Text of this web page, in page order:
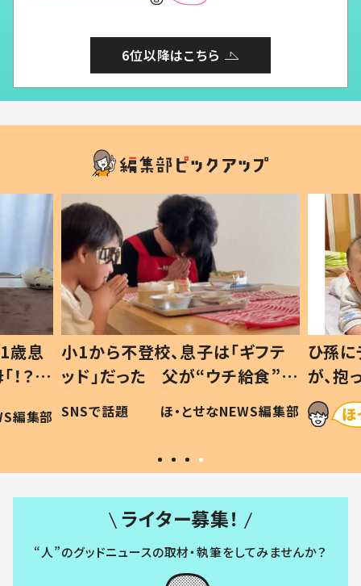
6位以降はこちら
歳息
？」
編集部
小1から不登校、息子は「ギフテ
ッド」だった 父が“ウチ給食”を
作り続ける理由とは #令和の親
#令和の子
SNSで話題 ほ・とせなNEWS編集部
ひ孫
が、
「涙が
い」
ライター募集！
“人”のグッドニュースの取材・執筆をしてみませんか？